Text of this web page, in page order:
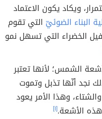
ويكاد يكون الاعتماد
البناء الضوئيّ التي تقوم
الخضراء التي تسهل نمو
الشمس؛ لأنها تعتبر
نجد أنّها تذبل وتموت
وهذا الأمر يعود
الأشعة.[١]